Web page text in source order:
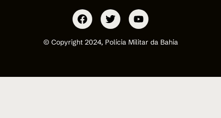
© Copyright 2024, Polícia Militar da Bahia